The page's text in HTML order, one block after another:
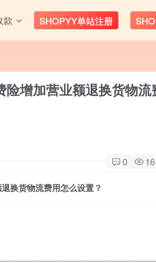
款 SHOPYY单站注册
险增加营业额退换货物流
0 16
换货物流费用怎么设置？